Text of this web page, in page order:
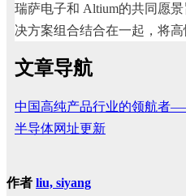
瑞萨电子和 Altium的共同愿
决方案组合结合在一起，将
文章导航
中国高纯产品行业的领航者
半导体网址更新
作者 liu, siyang